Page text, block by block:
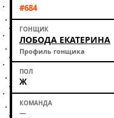
#684
ЛОБОДА ЕКАТЕРИНА
Профиль гонщика
Ж
—